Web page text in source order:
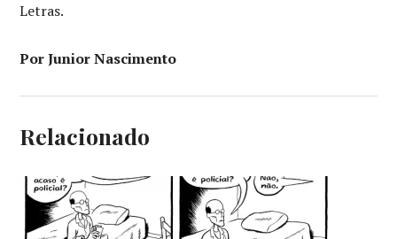
Letras.
Por Junior Nascimento
Relacionado